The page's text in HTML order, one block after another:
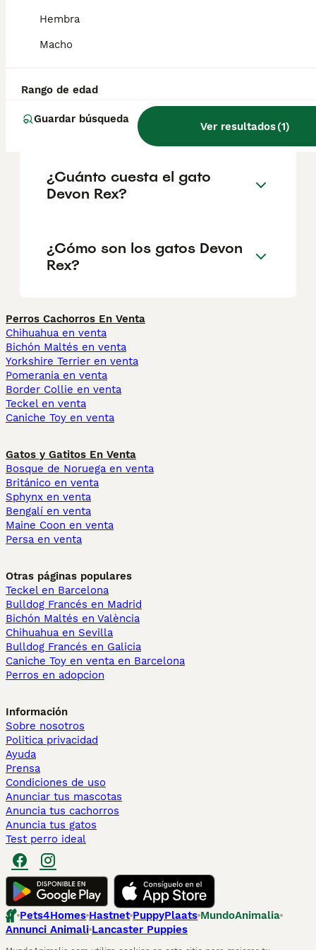
Hembra
Macho
Rango de edad
Guardar búsqueda
Ver resultados(1)
Informarse bien y comparar opciones antes
de comprometerse siempre es la mejor
¿Cuánto cuesta un gatito
Devon Rex?
¿Cuánto cuesta el gato
Devon Rex?
¿Cómo son los gatos Devon
Rex?
Perros Cachorros En Venta
Chihuahua en venta
Bichón Maltés en venta
Yorkshire Terrier en venta
Pomerania en venta
Border Collie en venta
Teckel en venta
Caniche Toy en venta
Gatos y Gatitos En Venta
Bosque de Noruega en venta
Británico en venta
Sphynx en venta
Bengalí en venta
Maine Coon en venta
Persa en venta
Otras páginas populares
Teckel en Barcelona
Bulldog Francés en Madrid
Bichón Maltés en València
Chihuahua en Sevilla
Bulldog Francés en Galicia
Caniche Toy en venta en Barcelona
Perros en adopcion
Información
Sobre nosotros
Politica privacidad
Ayuda
Prensa
Condiciones de uso
Anunciar tus mascotas
Anuncia tus cachorros
Anuncia tus gatos
Test perro ideal
Pets4Homes Hastnet PuppyPlaats MundoAnimalia
Annunci Animali Lancaster Puppies